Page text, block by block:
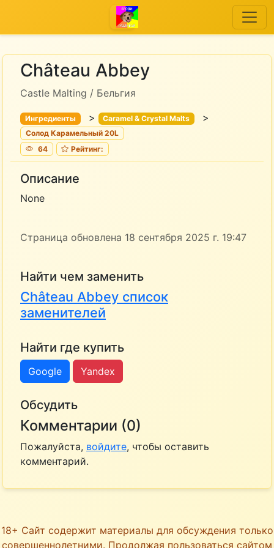
Château Abbey
Castle Malting / Бельгия
Ингредиенты > Caramel & Crystal Malts >
Солод Карамельный 20L
64
Рейтинг:
Описание
None
Страница обновлена 18 сентября 2025 г. 19:47
Найти чем заменить
Château Abbey список
заменителей
Найти где купить
Google Yandex
Обсудить
Комментарии (0)
Пожалуйста, войдите, чтобы оставить
комментарий.
18+ Сайт содержит материалы для обсуждения только
совершеннолетними. Продолжая пользоваться сайтом